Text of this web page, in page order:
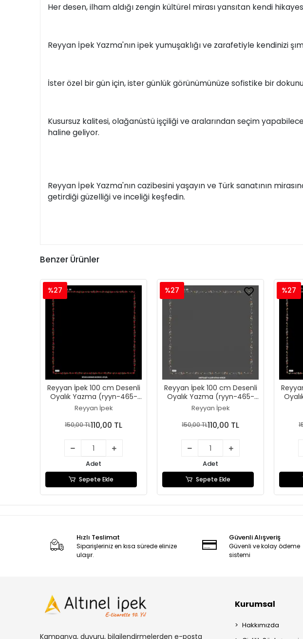
Her desen, ilham aldığı zengin kültürel mirası yansıtan kendi
Reyyan İpek Yazma'nın ipek yumuşaklığı ve zarafetiyle kendinizi
İster özel bir gün için, ister günlük görünümünüze sofistike bir
Kusursuz kalitesi, olağanüstü işçiliği ve aralarından seçim
haline geliyor.
Reyyan İpek Yazma'nın cazibesini yaşayın ve Türk sanatının
getirdiği güzelliği ve inceliği keşfedin.
Benzer Ürünler
Reyyan İpek 100 cm Desenli
Oyalık Yazma (ryyn-465-
27)
Reyyan İpek
%27
150,00 TL110,00 TL
Adet
Sepete Ekle
Reyyan İpek 100 cm Desenli
Oyalık Yazma (ryyn-465-
26)
Reyyan İpek
%27
150,00 TL110,00 TL
Adet
Sepete Ekle
%27
Hızlı Teslimat
Siparişleriniz en kısa sürede elinize
ulaşır.
Güvenli Alışveriş
Güvenli ve kolay ödeme
sistemi
Kampanya, duyuru, bilgilendirmelerden e-posta
Kurumsal
Hakkımızda